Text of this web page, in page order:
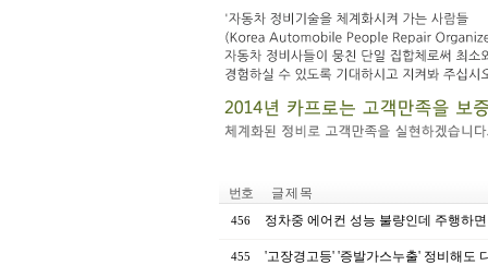
번호 글 제 목
456 정차중 에어컨 성능 불량인데 주행하
455 '고장경고등' '증발가스누출' 정비해도